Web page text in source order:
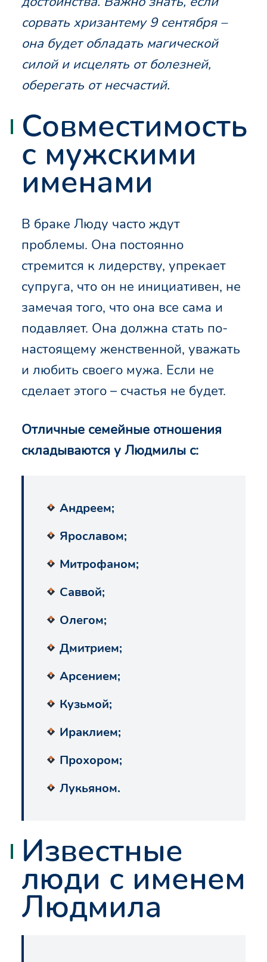
сорвать хризантему 9 сентября –
она будет обладать магической
силой и исцелять от болезней,
оберегать от несчастий.
Совместимость
с мужскими
именами
В браке Люду часто ждут
проблемы. Она постоянно
стремится к лидерству, упрекает
супруга, что он не инициативен, не
замечая того, что она все сама и
подавляет. Она должна стать по-
настоящему женственной, уважать
и любить своего мужа. Если не
сделает этого – счастья не будет.
Отличные семейные отношения
складываются у Людмилы с:
Андреем;
Ярославом;
Митрофаном;
Саввой;
Олегом;
Дмитрием;
Арсением;
Кузьмой;
Ираклием;
Прохором;
Лукьяном.
Известные
люди с именем
Людмила